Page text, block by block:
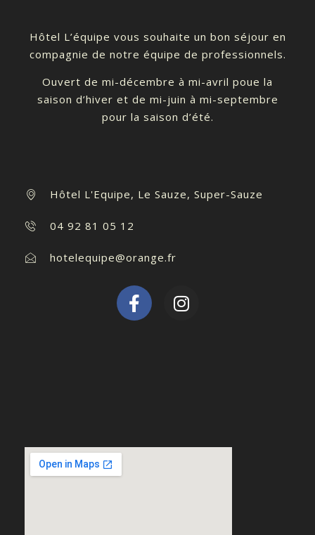
Hôtel L’équipe vous souhaite un bon séjour en
compagnie de notre équipe de professionnels.
Ouvert de mi-décembre à mi-avril poue la
saison d’hiver et de mi-juin à mi-septembre
pour la saison d’été.
Hôtel L'Equipe, Le Sauze, Super-Sauze
04 92 81 05 12
hotelequipe@orange.fr